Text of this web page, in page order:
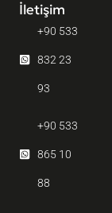
İletişim
+90 533
832 23
93
+90 533
865 10
88